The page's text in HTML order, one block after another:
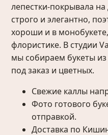
лепестки-покрывала
строго и элегантно,
хороши и в
флористике. В студии
мы собираем букеты
под заказ и цветных.
Свежие каллы
Фото готового
отправкой.
Доставка по